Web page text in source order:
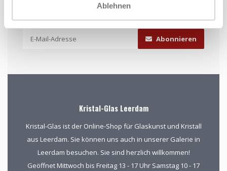
Ablehnen
Bleiben Sie auf dem Laufenden und erhalten Sie einen
Abonnieren
Kristal-Glas Leerdam
Kristal-Glas ist der Online-Shop für Glaskunst und Kristall
aus Leerdam. Sie können uns auch in unserer Galerie in
Leerdam besuchen. Sie sind herzlich willkommen!
Geöffnet Mittwoch bis Freitag 13 - 17 Uhr Samstag 10 - 17